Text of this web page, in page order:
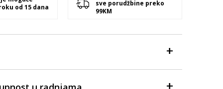
od 15 dana
sve porudžbine preko
99KM